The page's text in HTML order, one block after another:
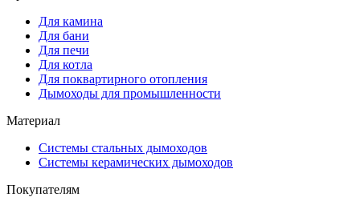
Для камина
Для бани
Для печи
Для котла
Для поквартирного отопления
Дымоходы для промышленности
Материал
Системы стальных дымоходов
Системы керамических дымоходов
Покупателям